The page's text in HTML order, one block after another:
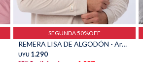
Talle
SEGUNDA 50%OFF
REMERA LISA DE ALGODÓN - Arena
UYU 1.290